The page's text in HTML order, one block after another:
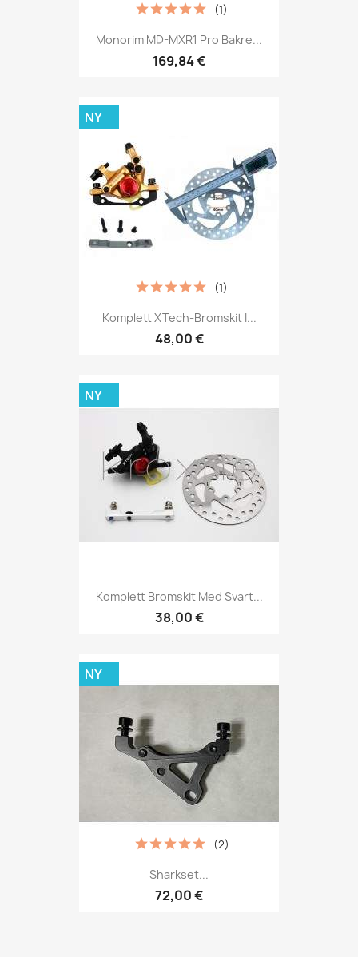
Monorim MD-MXR1 Pro Bakre...
169,84 €
(1)
Komplett XTech-Bromskit I...
48,00 €
(1)
NY
Komplett Bromskit Med Svart...
38,00 €
NY
Sharkset...
72,00 €
(2)
NY